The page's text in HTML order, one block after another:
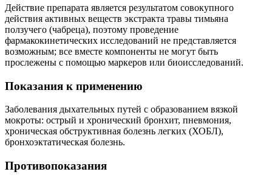
Действие препарата является результатом совокупного
действия активных веществ экстракта травы тимьяна
ползучего (чабреца), поэтому проведение
фармакокинетических исследований не представляется
возможным; все вместе компоненты не могут быть
прослежены с помощью маркеров или биоисследований.
Показания к применению
Заболевания дыхательных путей с образованием вязкой
мокроты: острый и хронический бронхит, пневмония,
хроническая обструктивная болезнь легких (ХОБЛ),
бронхоэктатическая болезнь.
Противопоказания